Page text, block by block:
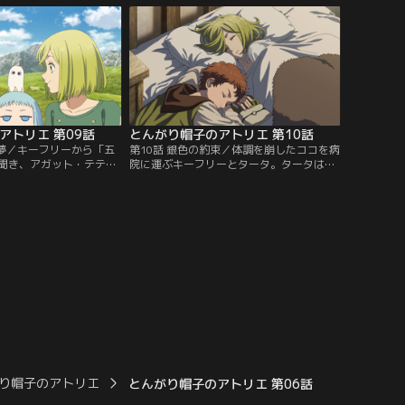
、幼い頃に出会った謎
使い”の姿を見かけた
飛び出し走り出す
トリエ 第09話
／キーフリーから「五
き、アガット・テティ
とんがり帽子のアトリエ 第10話
第10話 銀色の約束／体調を崩したココを病
院に運ぶキーフリーとタータ。タータはキ
帽子のアトリエ とんがり帽子のアトリエ 第06話